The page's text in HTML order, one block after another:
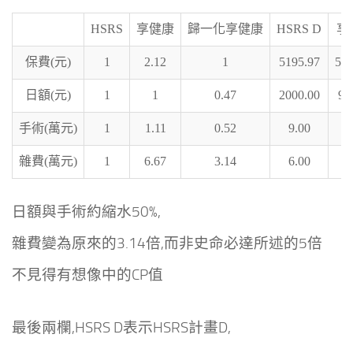
HSRS 享健康 歸一化享健康 HSRS D 享
保費(元) 1 2.12 1 5195.97
日額(元) 1 1 0.47 2000.00
手術(萬元) 1 1.11 0.52 9.00
雜費(萬元) 1 6.67 3.14 6.00
日額與手術約縮水50%,
雜費變為原來的3.14倍,而非史命必達所述的5倍
不見得有想像中的CP值
最後兩欄,HSRS D表示HSRS計畫D,